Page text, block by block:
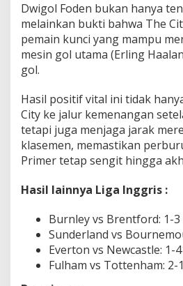
Dwigol Foden bukan hanya
melainkan bukti bahwa The
pemain kunci yang mampu
mesin gol utama (Erling
gol.
Hasil positif vital ini tidak
City ke jalur kemenangan
tetapi juga menjaga jarak
klasemen, memastikan
Primer tetap sengit hingga
Hasil lainnya Liga Inggris :
Burnley vs Brentford: 1-3
Sunderland vs
Everton vs Newcastle: 1-4
Fulham vs Tottenham: 2-1